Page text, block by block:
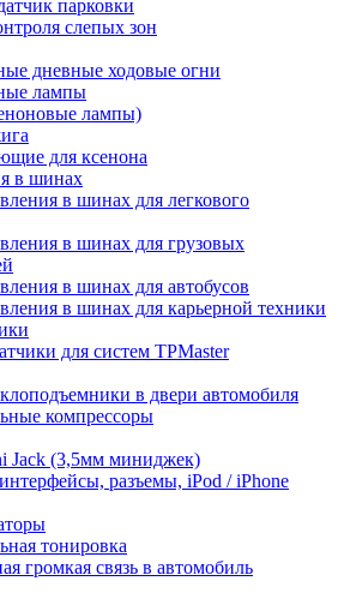
парковки
слепых зон
дневные ходовые огни
лампы
лампы)
для ксенона
в шинах
в шинах для легкового
в шинах для грузовых
в шинах для автобусов
в шинах для карьерной техники
для систем TPMaster
в двери автомобиля
компрессоры
Jack (3,5мм миниджек)
разъемы, iPod / iPhone
тонировка
громкая связь в автомобиль